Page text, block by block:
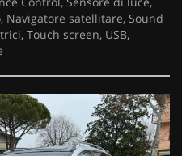
Navigatore satellitare, Sound
Touch screen, USB,